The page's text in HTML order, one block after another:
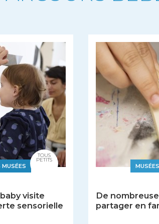
visite
sensorielle
TOUS
PETITS
MUSÉES
De
partager en